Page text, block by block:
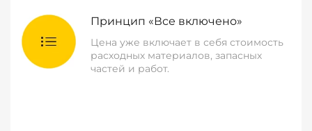
Принцип «Все включено»
Цена уже включает в себя стоимость
расходных материалов, запасных
частей и работ.